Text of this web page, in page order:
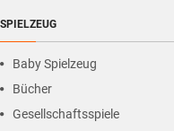
SPIELZEUG
Baby Spielzeug
Bücher
Gesellschaftsspiele